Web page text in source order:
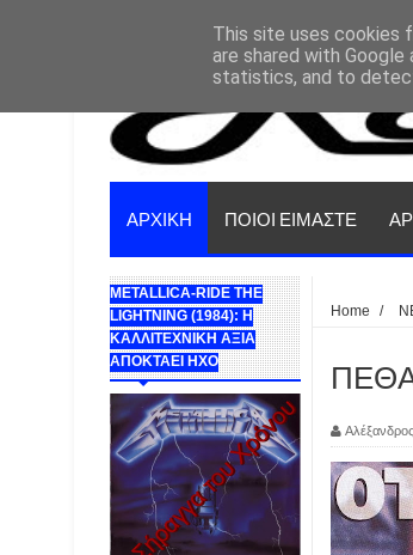
ΑΡΧΙΚΗ ΠΟΙΟΙ ΕΙΜΑΣΤΕ
METALLICA-RIDE THE
LIGHTNING (1984): Η
ΚΑΛΛΙΤΕΧΝΙΚΗ ΑΞΙΑ
ΑΠΟΚΤΑΕΙ ΗΧΟ
Home /
This site uses cookies
are shared with
statistics, and to